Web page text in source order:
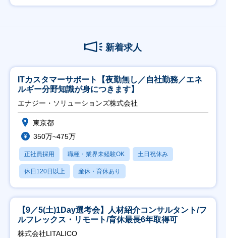
新着求人
ITカスタマーサポート【夜勤無し／自社勤務／エネ
ルギー分野知識が身につきます】
エナジー・ソリューションズ株式会社
東京都
350万~475万
正社員採用 職種・業界未経験OK 土日祝休み
休日120日以上 産休・育休あり
【9／5(土)1Day選考会】人材紹介コンサルタント/フ
ルフレックス・リモート/育休最長6年取得可
株式会社LITALICO